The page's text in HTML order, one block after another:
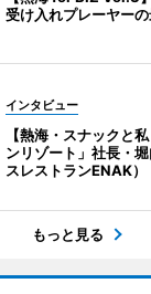
受け入れプレーヤーの
インタビュー
【熱海・スナックと
ンリゾート」社長・
スレストランENAK）
もっと見る